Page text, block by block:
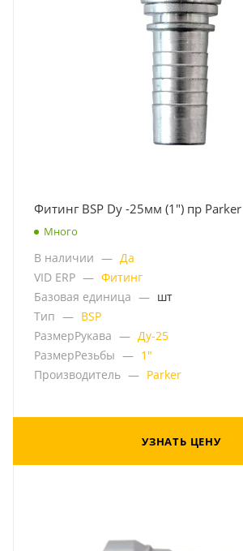
Фитинг BSP Dy -25мм (1") пр Parker
Много
В наличии — Да
VID ERP — Фитинг
Базовая единица — шт
Тип — BSP
РазмерРукава — Ду-25
РазмерРезьбы — 1"
Производитель — Parker
УЗНАТЬ ЦЕНУ